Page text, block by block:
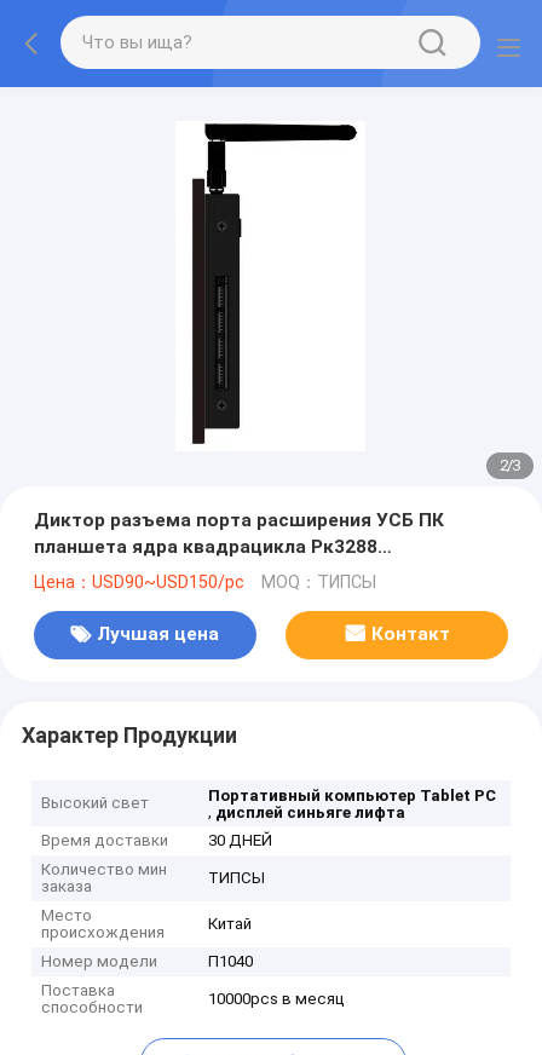
2/3
Диктор разъема порта расширения УСБ ПК
планшета ядра квадрацикла Рк3288
коммерчески
Цена：USD90~USD150/pc MOQ：ТИПСЫ
Лучшая цена Контакт
Характер Продукции
Высокий свет
Портативный компьютер Tablet PC
, дисплей синьяге лифта
Время доставки
30 ДНЕЙ
Количество мин
заказа
ТИПСЫ
Место
происхождения
Китай
Номер модели
П1040
Поставка
способности
10000pcs в месяц